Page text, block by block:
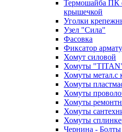
Термошайба ПК
крышечкой
Уголки
Узел "Сила"
Фасовка
Фиксатор
Хомут силовой
Хомуты
Хомуты метал.с
Хомуты
Хомуты
Хомуты
Хомуты
Хомуты
Чернина -